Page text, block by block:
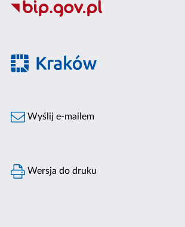
Wyślij e-mailem
Wersja do druku